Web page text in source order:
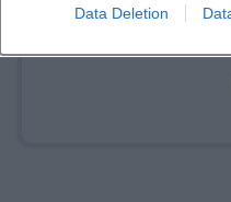
Data Deletion
Redakteurin bei
redaktionelle